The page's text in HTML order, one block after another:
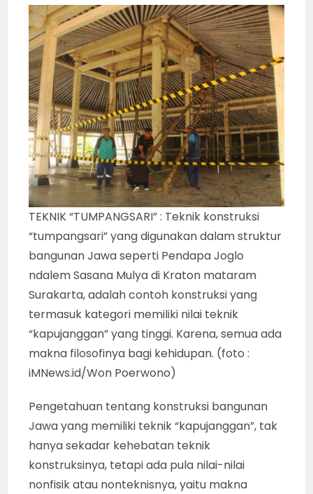
TEKNIK “TUMPANGSARI” : Teknik konstruksi
“tumpangsari” yang digunakan dalam struktur
bangunan Jawa seperti Pendapa Joglo
ndalem Sasana Mulya di Kraton mataram
Surakarta, adalah contoh konstruksi yang
termasuk kategori memiliki nilai teknik
“kapujanggan” yang tinggi. Karena, semua ada
makna filosofinya bagi kehidupan. (foto :
iMNews.id/Won Poerwono)
Pengetahuan tentang konstruksi bangunan
Jawa yang memiliki teknik “kapujanggan”, tak
hanya sekadar kehebatan teknik
konstruksinya, tetapi ada pula nilai-nilai
nonfisik atau nonteknisnya, yaitu makna